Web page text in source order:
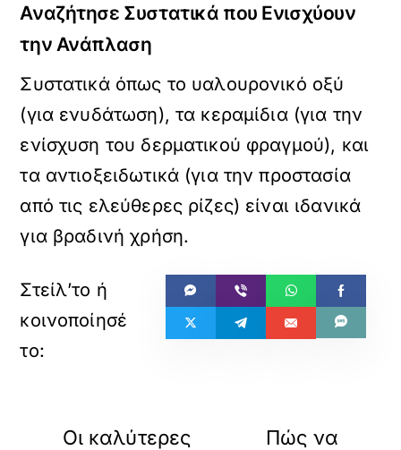
Αναζήτησε Συστατικά που Ενισχύουν
την Ανάπλαση
Συστατικά όπως το υαλουρονικό οξύ
(για ενυδάτωση), τα κεραμίδια (για την
ενίσχυση του δερματικού φραγμού), και
τα αντιοξειδωτικά (για την προστασία
από τις ελεύθερες ρίζες) είναι ιδανικά
για βραδινή χρήση.
Οι καλύτερες
Πώς να